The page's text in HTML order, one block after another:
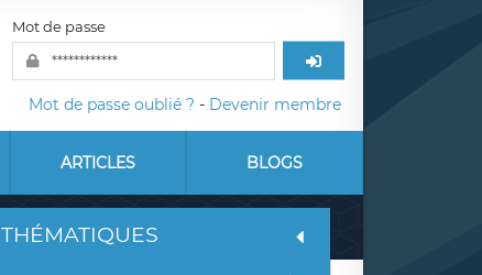
Mot de passe
Mot de passe oublié ? - Devenir membre
ARTICLES BLOGS
THÉMATIQUES